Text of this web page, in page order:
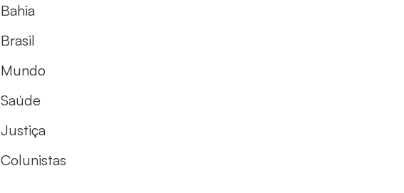
Bahia
Brasil
Mundo
Saúde
Justiça
Colunistas